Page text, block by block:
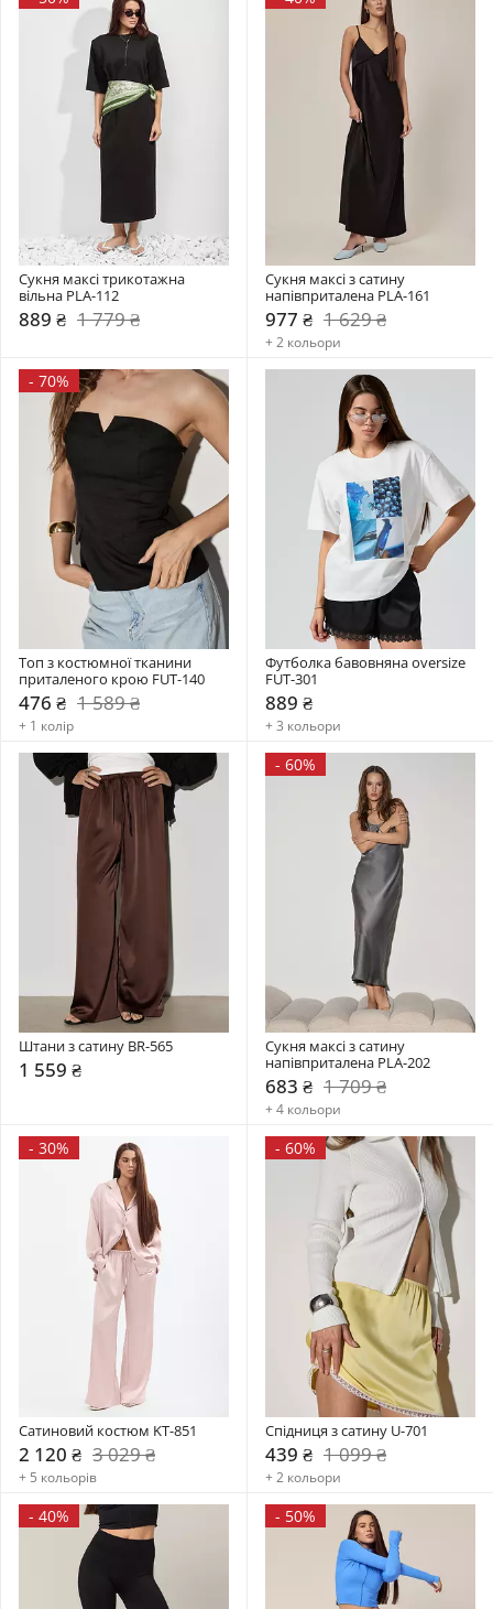
Сукня максі трикотажна
вільна PLA-112
889 ₴ 1 779 ₴
Сукня максі з сатину
напівприталена PLA-161
977 ₴ 1 629 ₴
+ 2 кольори
- 70%
Топ з костюмної тканини
приталеного крою FUT-140
476 ₴ 1 589 ₴
+ 1 колір
Футболка бавовняна oversize
FUT-301
889 ₴
+ 3 кольори
Штани з сатину BR-565
1 559 ₴
- 60%
Сукня максі з сатину
напівприталена PLA-202
683 ₴ 1 709 ₴
+ 4 кольори
- 30%
Сатиновий костюм KT-851
2 120 ₴ 3 029 ₴
+ 5 кольорів
- 60%
Спідниця з сатину U-701
439 ₴ 1 099 ₴
+ 2 кольори
- 40% - 50%